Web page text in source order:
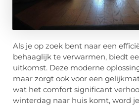
Als je op zoek bent naar een
behaaglijk te verwarmen, biedt
uitkomst. Deze moderne
maar zorgt ook voor een
wat het comfort significant
winterdag naar huis komt, word